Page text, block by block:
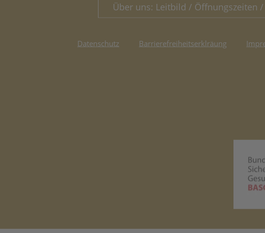
Über uns: Leitbild / Öffnungszeiten
Datenschutz Barrierefreiheitserklräung